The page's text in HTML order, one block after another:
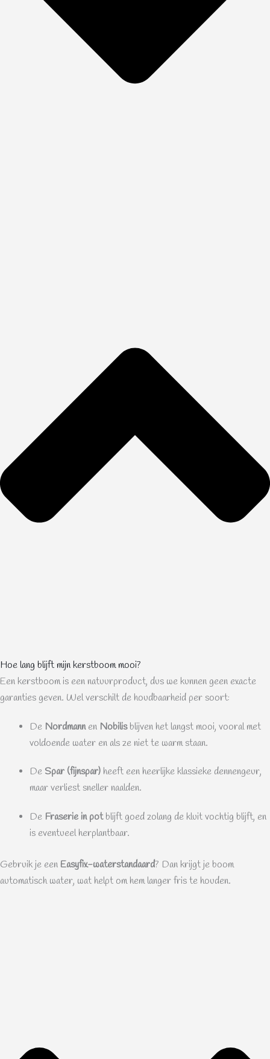
Hoe lang blijft mijn kerstboom mooi?
Een kerstboom is een natuurproduct, dus we kunnen geen exacte
garanties geven. Wel verschilt de houdbaarheid per soort:
De Nordmannen Nobilisblijven het langst mooi, vooral met
voldoende water en als ze niet te warm staan.
De Spar (fijnspar) heeft een heerlijke klassieke dennengeur,
maar verliest sneller naalden.
De Fraserie in potblijft goed zolang de kluit vochtig blijft, en
is eventueel herplantbaar.
Gebruik je een Easyfix-waterstandaard? Dan krijgt je boom
automatisch water, wat helpt om hem langer fris te houden.